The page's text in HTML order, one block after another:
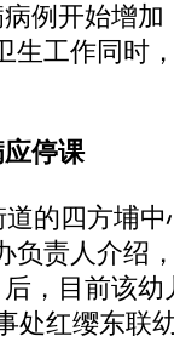
例开始增
生工作同时
停课
的四方埔中
负责人介绍
，目前该
处红缨东联